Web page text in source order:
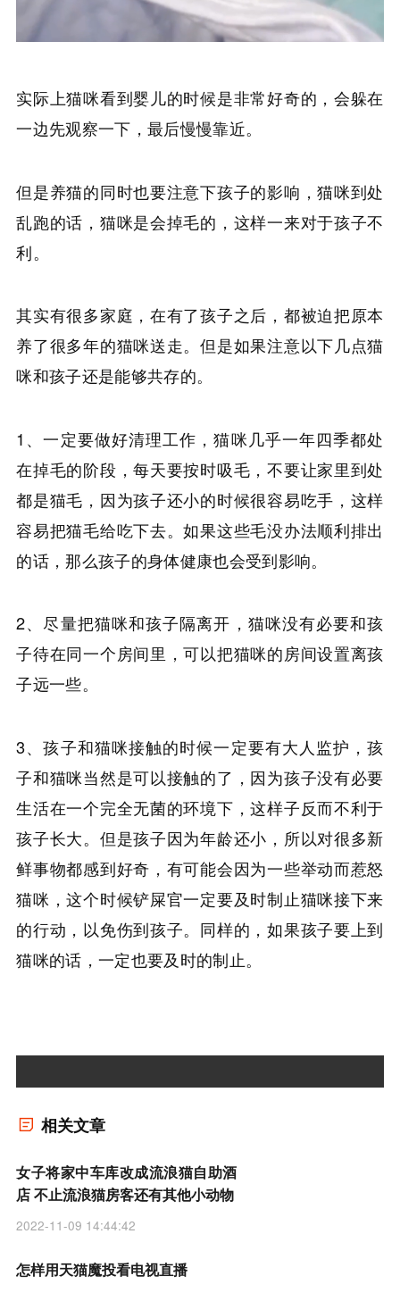
实际上猫咪看到婴儿的时候是非常好奇的，会躲在
一边先观察一下，最后慢慢靠近。
但是养猫的同时也要注意下孩子的影响，猫咪到处
乱跑的话，猫咪是会掉毛的，这样一来对于孩子不
利。
其实有很多家庭，在有了孩子之后，都被迫把原本
养了很多年的猫咪送走。但是如果注意以下几点猫
咪和孩子还是能够共存的。
1、一定要做好清理工作，猫咪几乎一年四季都处
在掉毛的阶段，每天要按时吸毛，不要让家里到处
都是猫毛，因为孩子还小的时候很容易吃手，这样
容易把猫毛给吃下去。如果这些毛没办法顺利排出
的话，那么孩子的身体健康也会受到影响。
2、尽量把猫咪和孩子隔离开，猫咪没有必要和孩
子待在同一个房间里，可以把猫咪的房间设置离孩
子远一些。
3、孩子和猫咪接触的时候一定要有大人监护，孩
子和猫咪当然是可以接触的了，因为孩子没有必要
生活在一个完全无菌的环境下，这样子反而不利于
孩子长大。但是孩子因为年龄还小，所以对很多新
鲜事物都感到好奇，有可能会因为一些举动而惹怒
猫咪，这个时候铲屎官一定要及时制止猫咪接下来
的行动，以免伤到孩子。同样的，如果孩子要上到
猫咪的话，一定也要及时的制止。
相关文章
女子将家中车库改成流浪猫自助酒
店 不止流浪猫房客还有其他小动物
2022-11-09 14:44:42
怎样用天猫魔投看电视直播